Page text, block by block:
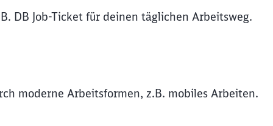
DB Job-Ticket für deinen täglichen Arbeitsweg.
moderne Arbeitsformen, z.B. mobiles Arbeiten.